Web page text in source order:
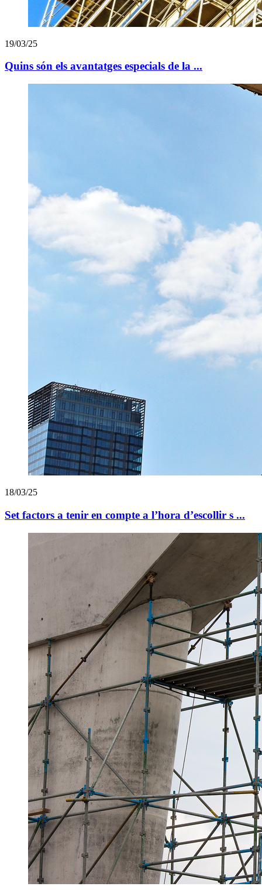
19/03/25
Quins són els avantatges especials de la ...
18/03/25
Set factors a tenir en compte a l’hora d’escollir s ...